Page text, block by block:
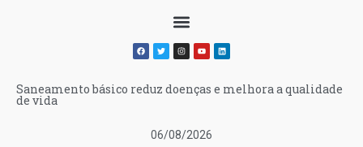
06/08/2026
Saneamento básico reduz doenças e melhora a qualidade
de vida